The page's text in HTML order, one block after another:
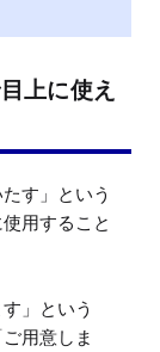
上に使え
す」という
用すること
」という
用意しま